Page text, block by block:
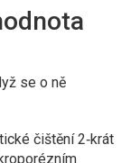
se o ně
čištění 2‑krát